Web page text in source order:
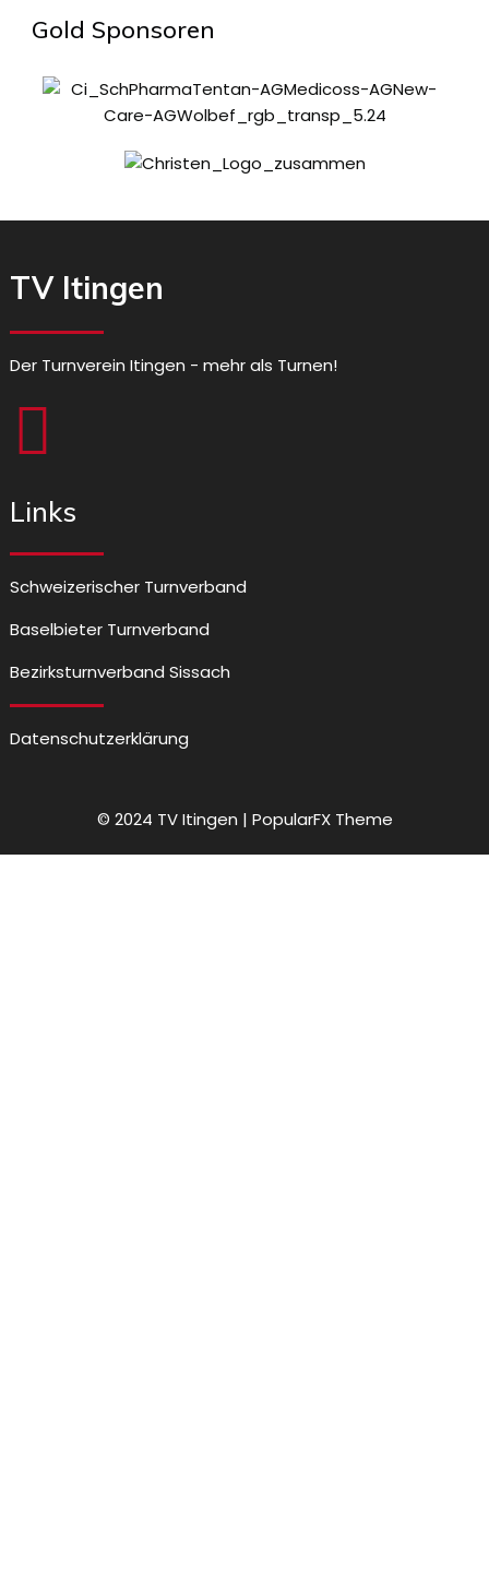
Gold Sponsoren
TV Itingen
Der Turnverein Itingen - mehr als Turnen!
Links
Schweizerischer Turnverband
Baselbieter Turnverband
Bezirksturnverband Sissach
Datenschutzerklärung
© 2024 TV Itingen | PopularFX Theme